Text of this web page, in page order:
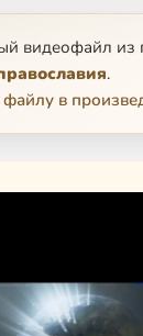
видеофайл из
.
в